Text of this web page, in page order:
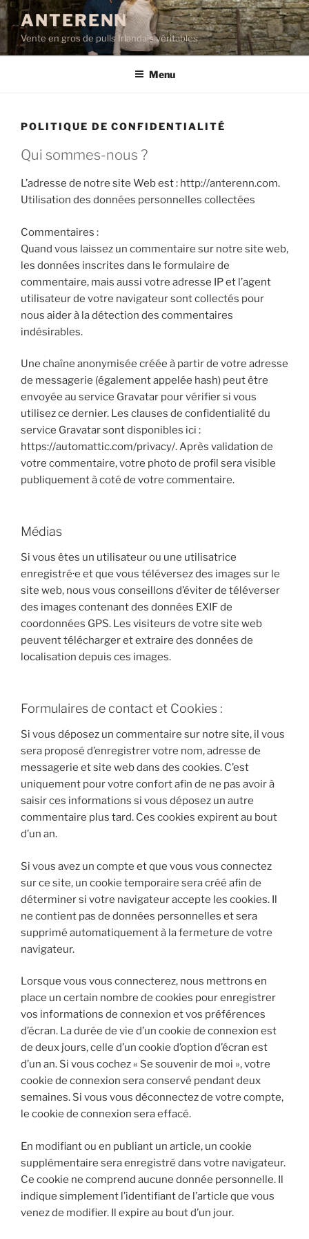
Aller
au
contenu
principal
ANTERENN
Vente en gros de pulls Irlandais véritables
Menu
POLITIQUE DE CONFIDENTIALITÉ
Qui sommes-nous ?
L’adresse de notre site Web est : http://anterenn.com.
Utilisation des données personnelles collectées
Commentaires :
Quand vous laissez un commentaire sur notre site web,
les données inscrites dans le formulaire de
commentaire, mais aussi votre adresse IP et l’agent
utilisateur de votre navigateur sont collectés pour
nous aider à la détection des commentaires
indésirables.
Une chaîne anonymisée créée à partir de votre adresse
de messagerie (également appelée hash) peut être
envoyée au service Gravatar pour vérifier si vous
utilisez ce dernier. Les clauses de confidentialité du
service Gravatar sont disponibles ici :
https://automattic.com/privacy/. Après validation de
votre commentaire, votre photo de profil sera visible
publiquement à coté de votre commentaire.
Médias
Si vous êtes un utilisateur ou une utilisatrice
enregistré·e et que vous téléversez des images sur le
site web, nous vous conseillons d’éviter de téléverser
des images contenant des données EXIF de
coordonnées GPS. Les visiteurs de votre site web
peuvent télécharger et extraire des données de
localisation depuis ces images.
Formulaires de contact et Cookies :
Si vous déposez un commentaire sur notre site, il vous
sera proposé d’enregistrer votre nom, adresse de
messagerie et site web dans des cookies. C’est
uniquement pour votre confort afin de ne pas avoir à
saisir ces informations si vous déposez un autre
commentaire plus tard. Ces cookies expirent au bout
d’un an.
Si vous avez un compte et que vous vous connectez
sur ce site, un cookie temporaire sera créé afin de
déterminer si votre navigateur accepte les cookies. Il
ne contient pas de données personnelles et sera
supprimé automatiquement à la fermeture de votre
navigateur.
Lorsque vous vous connecterez, nous mettrons en
place un certain nombre de cookies pour enregistrer
vos informations de connexion et vos préférences
d’écran. La durée de vie d’un cookie de connexion est
de deux jours, celle d’un cookie d’option d’écran est
d’un an. Si vous cochez « Se souvenir de moi », votre
cookie de connexion sera conservé pendant deux
semaines. Si vous vous déconnectez de votre compte,
le cookie de connexion sera effacé.
En modifiant ou en publiant un article, un cookie
supplémentaire sera enregistré dans votre navigateur.
Ce cookie ne comprend aucune donnée personnelle. Il
indique simplement l’identifiant de l’article que vous
venez de modifier. Il expire au bout d’un jour.